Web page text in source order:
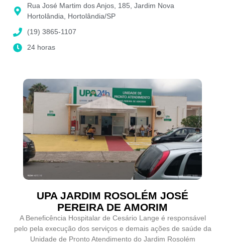
Rua José Martim dos Anjos, 185, Jardim Nova
Hortolândia, Hortolândia/SP
(19) 3865-1107
24 horas
UPA JARDIM ROSOLÉM JOSÉ
PEREIRA DE AMORIM
A Beneficência Hospitalar de Cesário Lange é responsável
pelo pela execução dos serviços e demais ações de saúde da
Unidade de Pronto Atendimento do Jardim Rosolém